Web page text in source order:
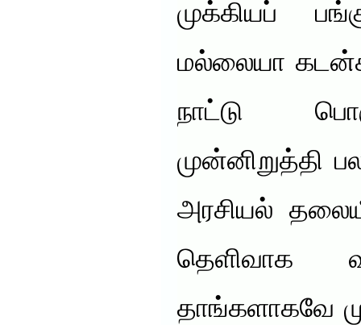
முக்கியப்
மல்லையா
நாட்டு
முன்னிறுத்தி
அரசியல்
தெளிவாக
தாங்களாகவே